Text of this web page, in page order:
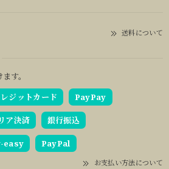
送料について
す。
ジットカード PayPay
ア決済 銀行振込
easy PayPal
お支払い方法について